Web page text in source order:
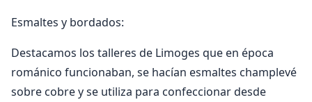
Esmaltes y bordados:
Destacamos los talleres de Limoges que en época
románico funcionaban, se hacían esmaltes champlevé
sobre cobre y se utiliza para confeccionar desde